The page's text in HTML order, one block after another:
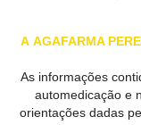
A AGAFARMA
As informações
automedicação e
orientações dadas